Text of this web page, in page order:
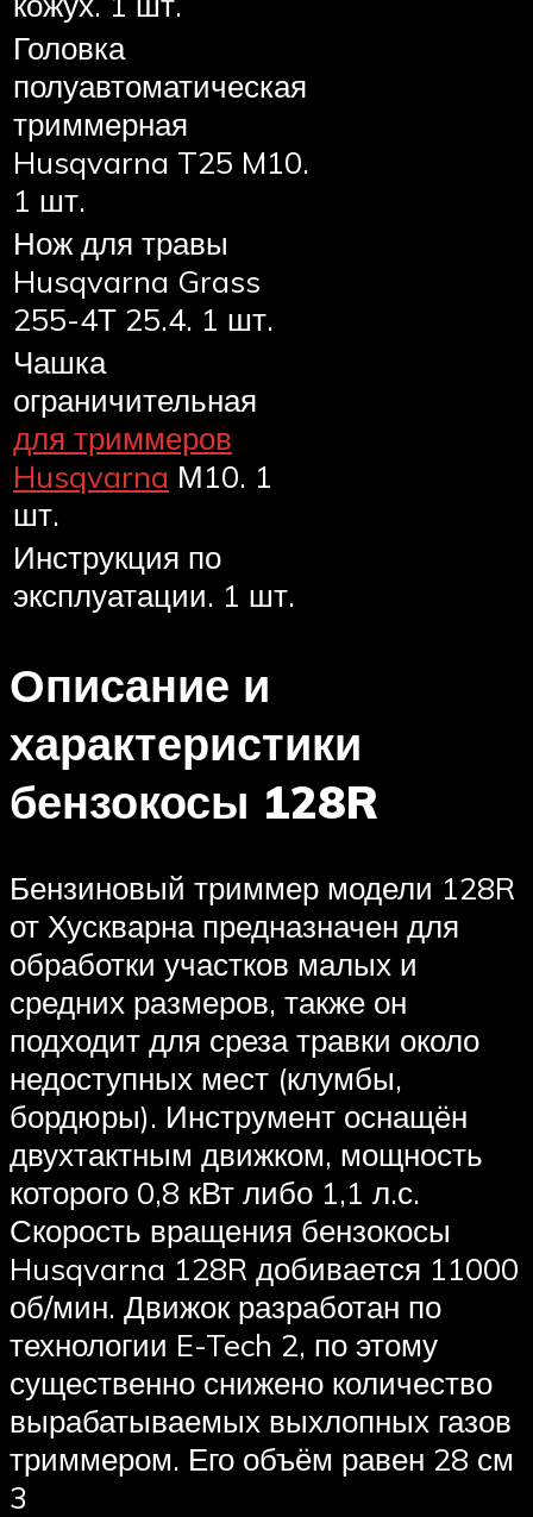
Головка
полуавтоматическая
триммерная
Husqvarna T25 M10.
1 шт.
Нож для травы
Husqvarna Grass
255-4Т 25.4. 1 шт.
Чашка
ограничительная
для триммеров
Husqvarna М10. 1
шт.
Инструкция по
эксплуатации. 1 шт.
Описание и
характеристики
бензокосы 128R
Бензиновый триммер модели 128R
от Хускварна предназначен для
обработки участков малых и
средних размеров, также он
подходит для среза травки около
недоступных мест (клумбы,
бордюры). Инструмент оснащён
двухтактным движком, мощность
которого 0,8 кВт либо 1,1 л.с.
Скорость вращения бензокосы
Husqvarna 128R добивается 11000
об/мин. Движок разработан по
технологии E-Tech 2, по этому
существенно снижено количество
вырабатываемых выхлопных газов
триммером. Его объём равен 28 см
3